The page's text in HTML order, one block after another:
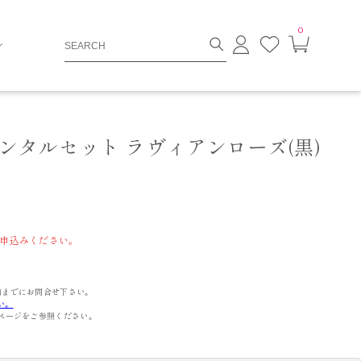
ロ
グ
お
0
タルセット ラヴィアンローズ(黒)
込みください。
でにお問合せ下さい。
ジをご参照ください。